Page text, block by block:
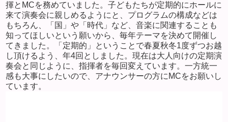
揮と MCを務めていました。子どもたちが定期的にホールに
来て演奏会に親しめるようにと、プログラムの構成などは
もちろん、「国」や「時代」など、音楽に関連することも
知ってほしいという願いから、毎年テーマを決めて開催し
てきました。「定期的」ということで春夏秋冬1度ずつお越
し頂けるよう、年4回としました。現在は大人向けの定期演
奏会と同じように、指揮者を毎回変えています。一方統一
感も大事にしたいので、アナウンサーの方にMCをお願いし
ています。